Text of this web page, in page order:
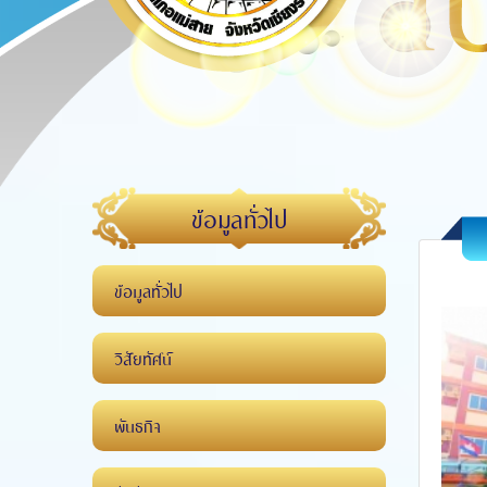
ข้อมูลทั่วไป
ข้อมูลทั่วไป
วิสัยทัศน์
พันธกิจ